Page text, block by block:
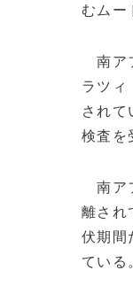
むムー
南ア
ラツィ
されて
検査を
南ア
離され
伏期間
ている